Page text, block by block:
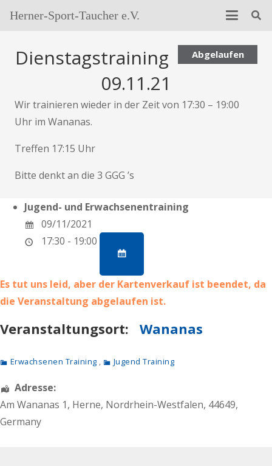
Herner-Sport-Taucher e.V.
Abgelaufen
Dienstagstraining
09.11.21
Wir trainieren wieder in der Zeit von 17:30 – 19:00
Uhr im Wananas.
Treffen 17:15 Uhr
Bitte denkt an die 3 GGG ’s
Jugend- und Erwachsenentraining
09/11/2021
17:30 - 19:00
Es tut uns leid, aber der Kartenverkauf ist beendet, da
die Veranstaltung abgelaufen ist.
Veranstaltungsort: Wananas
Erwachsenen Training , Jugend Training
Adresse:
Am Wananas 1, Herne, Nordrhein-Westfalen, 44649,
Germany